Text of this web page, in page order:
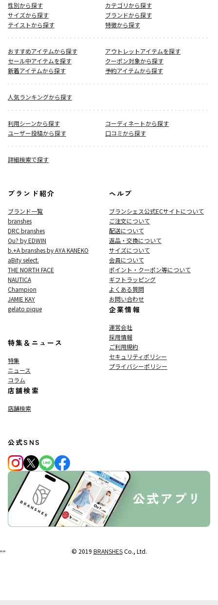
性別から探す
カテゴリから探す
サイズから探す
ブランドから探す
テイストから探す
特徴から探す
おすすめアイテムから探す
アウトレットアイテムを探す
セール中アイテムを探す
クーポン対象から探す
新着アイテムから探す
予約アイテムから探す
人気ランキングから探す
利用シーンから探す
コーディネートから探す
ユーザー投稿から探す
口コミから探す
詳細検索で探す
ブランド紹介
ブランド一覧
branshes
DRC branshes
Ou? by EDWIN
b.+A branshes by AYA KANEKO
aBity select.
THE NORTH FACE
NAUTICA
Champion
JAMIE KAY
gelato pique
特集＆ニュース
特集
ニュース
コラム
店舗検索
店舗検索
ヘルプ
ブランシェス公式ECサイトについて
ご注文について
配送について
返品・交換について
サイズについて
会員について
ポイント・クーポン等について
ギフトラッピング
よくある質問
お問い合わせ
企業情報
運営会社
採用情報
ご利用規約
セキュリティポリシー
プライバシーポリシー
公式SNS
© 2019 BRANSHESCo., Ltd.
""